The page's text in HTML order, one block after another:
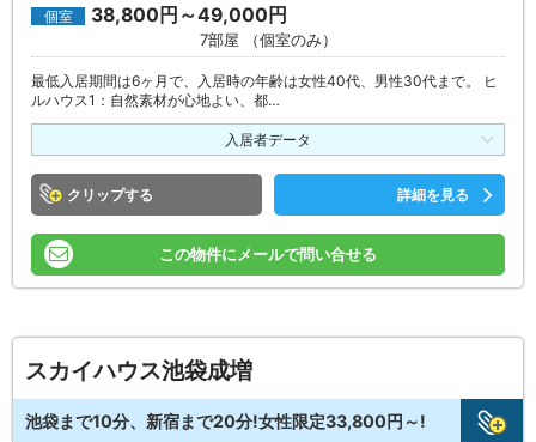
個室 38,800円～49,000円
7部屋 （個室のみ）
最低入居期間は6ヶ月で、入居時の年齢は女性40代、男性30代まで。 ヒ
ルハウス1：自然素材が心地よい、都…
入居者データ
クリップ 詳細を見る
この物件にメールで問い合せる
スカイハウス池袋成増
池袋まで10分、新宿まで20分!女性限定33,800円～!